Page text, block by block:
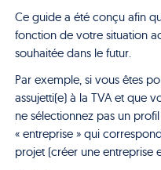
Ce guide a été conçu afin
fonction de votre situation
souhaitée dans le futur.
Par exemple, si vous êtes
assujetti(e) à la TVA et que
ne sélectionnez pas un
« entreprise » qui
projet (créer une entreprise